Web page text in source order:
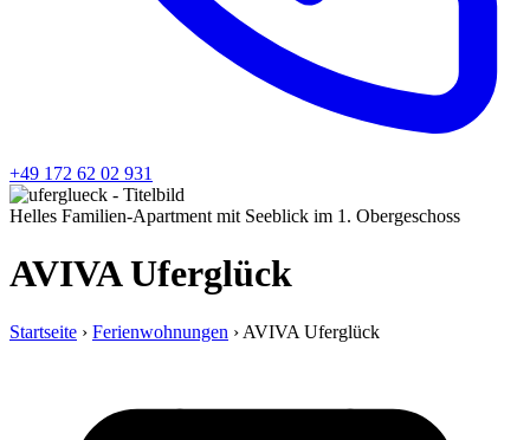
+49 172 62 02 931
Helles Familien-Apartment mit Seeblick im 1. Obergeschoss
AVIVA Uferglück
Startseite › Ferienwohnungen › AVIVA Uferglück